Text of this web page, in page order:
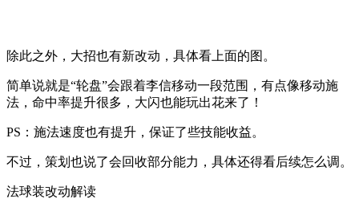
除此之外，大招也有新改动，具体看上面的图。
简单说就是“轮盘”会跟着李信移动一段范围，有点像移动施
法，命中率提升很多，大闪也能玩出花来了！
PS：施法速度也有提升，保证了些技能收益。
不过，策划也说了会回收部分能力，具体还得看后续怎么调。
法球装改动解读